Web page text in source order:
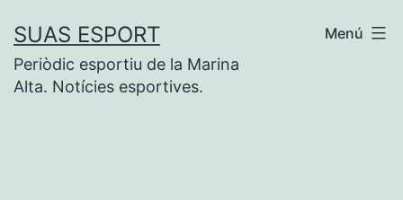
contenido
SUAS ESPORT
Periòdic esportiu de la Marina
Alta. Notícies esportives.
Menú